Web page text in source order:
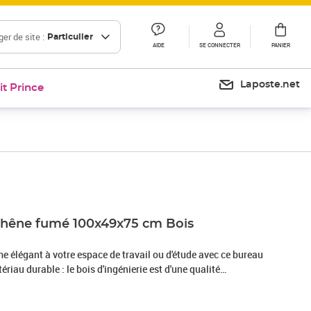
de site : Particulier
AIDE SE CONNECTER PANIER
Prince Laposte.net
fumé 100x49x75 cm Bois
élégant à votre espace de travail ou d'étude avec ce bureau
durable : le bois d'ingénierie est d'une qualité
lisse et présente également résistance, stabilité et